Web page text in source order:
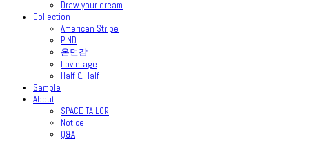
Draw your dream
Collection
American Stripe
PIND
온면감
Lovintage
Half & Half
Sample
About
SPACE TAILOR
Notice
Q&A